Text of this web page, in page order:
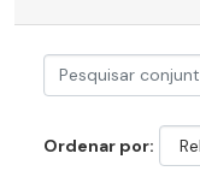
Ordenar por